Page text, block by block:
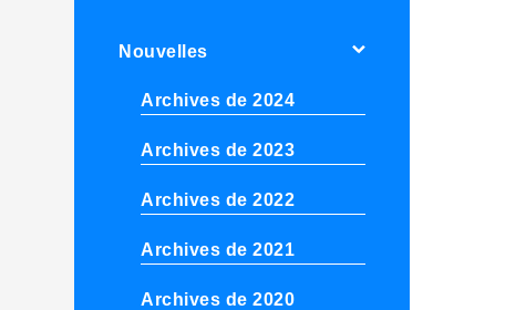
Nouvelles
Archives de 2024
Archives de 2023
Archives de 2022
Archives de 2021
Archives de 2020